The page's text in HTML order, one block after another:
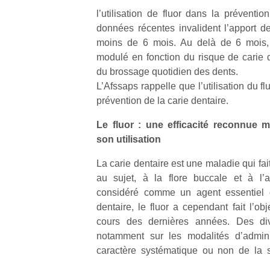
l’utilisation de fluor dans la
données récentes invalident l’apport
moins de 6 mois. Au delà de 6
modulé en fonction du risque de carie
du brossage quotidien des dents.
L’Afssaps rappelle que l’utilisation du
prévention de la carie dentaire.
Le fluor : une efficacité reconnue
son utilisation
La carie dentaire est une maladie qui
au sujet, à la flore buccale et à
considéré comme un agent
dentaire, le fluor a cependant fait
cours des dernières années. Des
notamment sur les modalités
caractère systématique ou non de la